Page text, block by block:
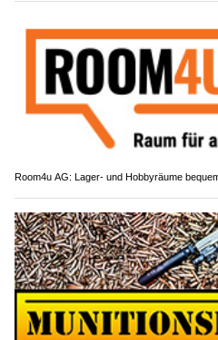
Room4u AG: Lager- und Hobbyräume